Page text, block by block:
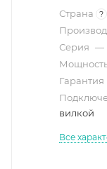
Страна ?
Серия —
Гарантия
вилкой
Все